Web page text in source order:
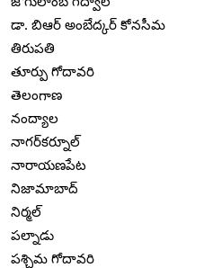
డా. బిఆర్ అంబేద్కర్ కోనసీమ
తిరుపతి
తూర్పు గోదావరి
తెలంగాణ
నంద్యాల
నాగర్‌కర్నూల్
నారాయణపేట
నిజామాబాద్
నిర్మల్
పల్నాడు
పశ్చిమ గోదావరి